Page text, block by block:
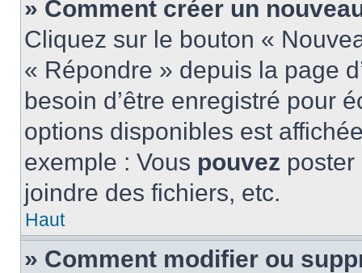
» Comment créer un
Cliquez sur le bouton «
« Répondre » depuis la page
besoin d’être enregistré pour
options disponibles est
exemple : Vous pouvez
joindre des fichiers, etc.
Haut
» Comment modifier ou